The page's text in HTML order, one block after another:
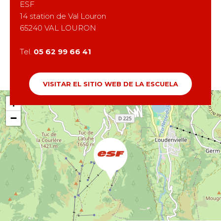
+
−
ESF
14 station de Val Louron
65240 VAL LOURON
Tel. 05 62 99 66 41
VISITAR EL SITIO WEB DE LA ESCUELA